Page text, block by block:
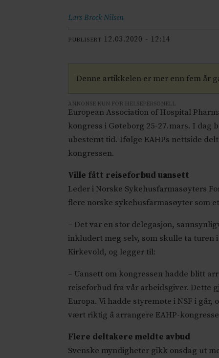
Lars Brock Nilsen
PUBLISERT 12.03.2020 - 12:14
Denne artikkelen er mer enn fem år
ANNONSE KUN FOR HELSEPERSONELL
European Association of Hospital
kongress i Gøteborg 25-27.mars. I
ubestemt tid. Ifølge EAHPs nettside
kongressen.
Ville fått reiseforbud uansett
Leder i Norske Sykehusfarmasøyters
flere norske sykehusfarmasøyter som
– Det var en stor delegasjon,
inkludert meg selv, som skulle ta turen
Kirkevold, og legger til:
– Uansett om kongressen hadde blitt
reiseforbud fra vår arbeidsgiver. Dette
Europa. Vi hadde styremøte i NSF i
vært riktig å arrangere EAHP-
Flere deltakere meldte avbud
Svenske myndigheter gikk onsdag ut